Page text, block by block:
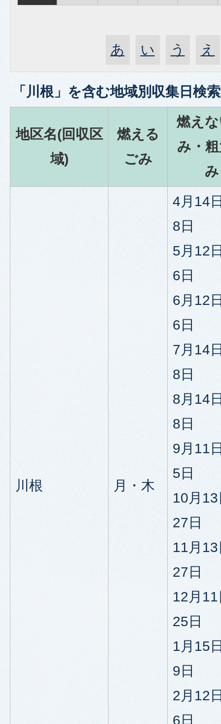
あ い う え
「 川根 」を含む地域別収集日検索
地区名(回収区
域)
燃える
ごみ
燃え
み・
み
川根 月・木
4月14
8日
5月12
6日
6月12
6日
7月14
8日
8月14
8日
9月11
5日
10月
27日
11月
27日
12月
25日
1月15
9日
2月12
6日